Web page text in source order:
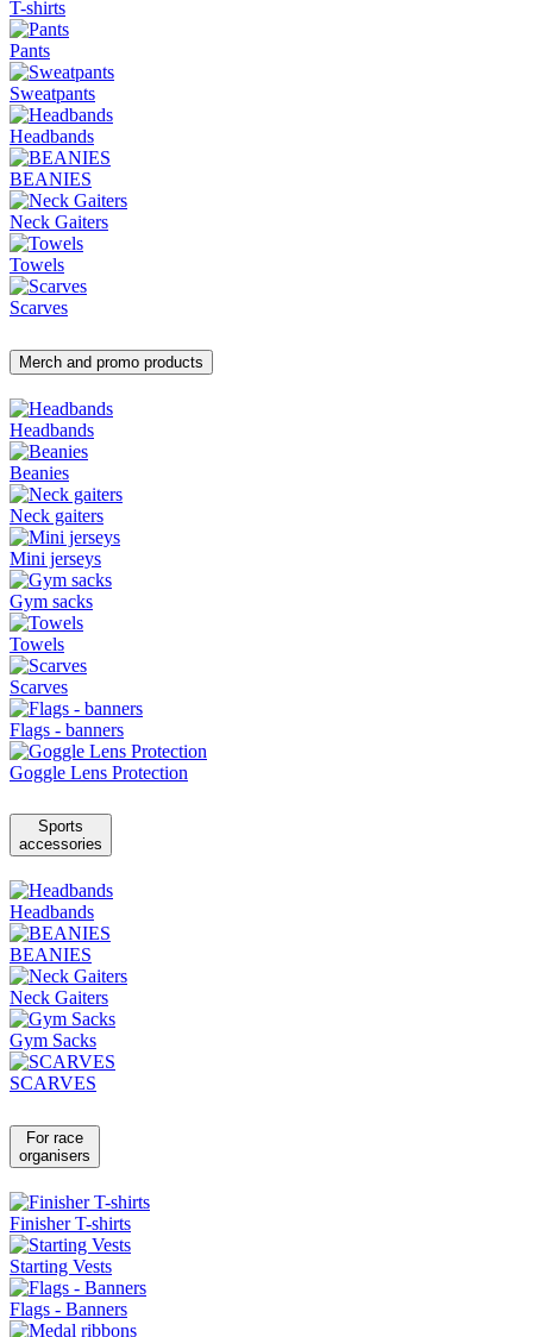
T-shirts
Pants
Sweatpants
Headbands
BEANIES
Neck Gaiters
Towels
Scarves
Merch and promo products
Headbands
Beanies
Neck gaiters
Mini jerseys
Gym sacks
Towels
Scarves
Flags - banners
Goggle Lens Protection
Sports
accessories
Headbands
BEANIES
Neck Gaiters
Gym Sacks
SCARVES
For race
organisers
Finisher T-shirts
Starting Vests
Flags - Banners